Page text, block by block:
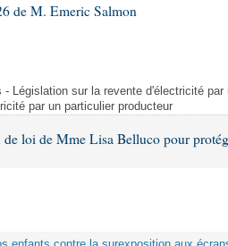
de M. Emeric Salmon
- Législation sur la revente d'électricité
par un particulier producteur
loi de Mme Lisa Belluco pour